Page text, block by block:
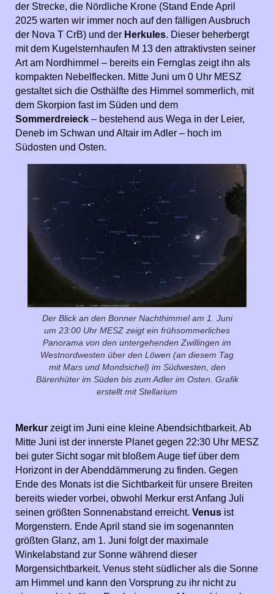
der Strecke, die Nördliche Krone (Stand Ende April
2025 warten wir immer noch auf den fälligen Ausbruch
der Nova T CrB) und der Herkules. Dieser beherbergt
mit dem Kugelsternhaufen M 13 den attraktivsten seiner
Art am Nordhimmel – bereits ein Fernglas zeigt ihn als
kompakten Nebelflecken. Mitte Juni um 0 Uhr MESZ
gestaltet sich die Osthälfte des Himmel sommerlich, mit
dem Skorpion fast im Süden und dem
Sommerdreieck – bestehend aus Wega in der Leier,
Deneb im Schwan und Altair im Adler – hoch im
Südosten und Osten.
Der Blick an den Bonner Nachthimmel am 1. Juni
um 23:00 Uhr MESZ zeigt ein frühsommerliches
Panorama von den untergehenden Zwillingen im
Westnordwesten über den Löwen (an diesem Tag
mit Mars und Mondsichel) im Südwesten, den
Bärenhüter im Süden bis zum Adler im Osten. Grafik
erstellt mit Stellarium
Merkur zeigt im Juni eine kleine Abendsichtbarkeit. Ab
Mitte Juni ist der innerste Planet gegen 22:30 Uhr MESZ
bei guter Sicht sogar mit bloßem Auge tief über dem
Horizont in der Abenddämmerung zu finden. Gegen
Ende des Monats ist die Sichtbarkeit für unsere Breiten
bereits wieder vorbei, obwohl Merkur erst Anfang Juli
seinen größten Sonnenabstand erreicht. Venus ist
Morgenstern. Ende April stand sie im sogenannten
größten Glanz, am 1. Juni folgt der maximale
Winkelabstand zur Sonne während dieser
Morgensichtbarkeit. Venus steht südlicher als die Sonne
am Himmel und kann den Vorsprung zu ihr nicht zu